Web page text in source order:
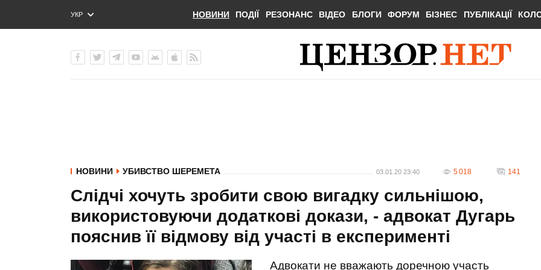
УКР
ENG
НОВИНИ ПОДІЇ РЕЗОНАНС ВІДЕО БЛОГИ ФОРУМ БІЗНЕС ПУБЛІКАЦІЇ
НОВИНИ УБИВСТВО ШЕРЕМЕТА 03.01.20 23:40 5 018 141
Слідчі хочуть зробити свою вигадку сильнішою,
використовуючи додаткові докази, - адвокат Дугарь
пояснив її відмову від участі в експерименті
Адвокати не вважають доречною участь